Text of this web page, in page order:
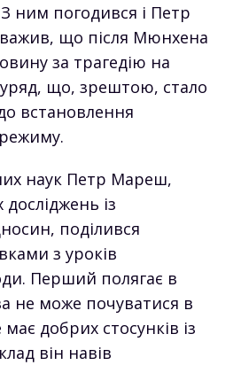
ним погодився і Петр
що після Мюнхена
за трагедію на
що, зрештою, стало
встановлення
наук Петр Мареш,
із
поділився
з уроків
Перший полягає в
не може почуватися в
добрих стосунків із
він навів